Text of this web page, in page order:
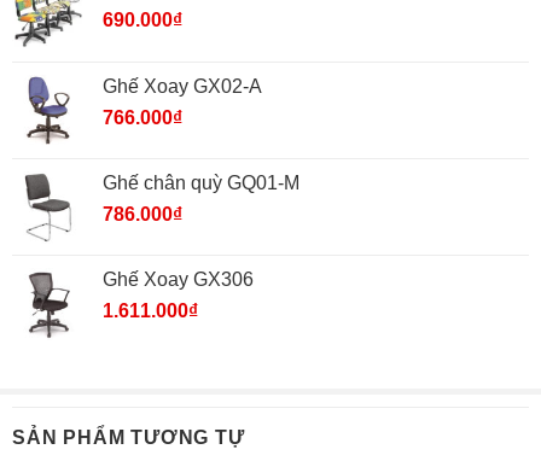
690.000₫
Ghế Xoay GX02-A
766.000₫
Ghế chân quỳ GQ01-M
786.000₫
Ghế Xoay GX306
1.611.000₫
SẢN PHẨM TƯƠNG TỰ